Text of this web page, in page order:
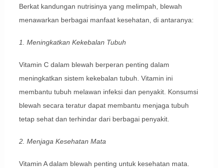
Berkat kandungan nutrisinya yang melimpah, blewah
menawarkan berbagai manfaat kesehatan, di antaranya:
1. Meningkatkan Kekebalan Tubuh
Vitamin C dalam blewah berperan penting dalam
meningkatkan sistem kekebalan tubuh. Vitamin ini
membantu tubuh melawan infeksi dan penyakit. Konsumsi
blewah secara teratur dapat membantu menjaga tubuh
tetap sehat dan terhindar dari berbagai penyakit.
2. Menjaga Kesehatan Mata
Vitamin A dalam blewah penting untuk kesehatan mata.